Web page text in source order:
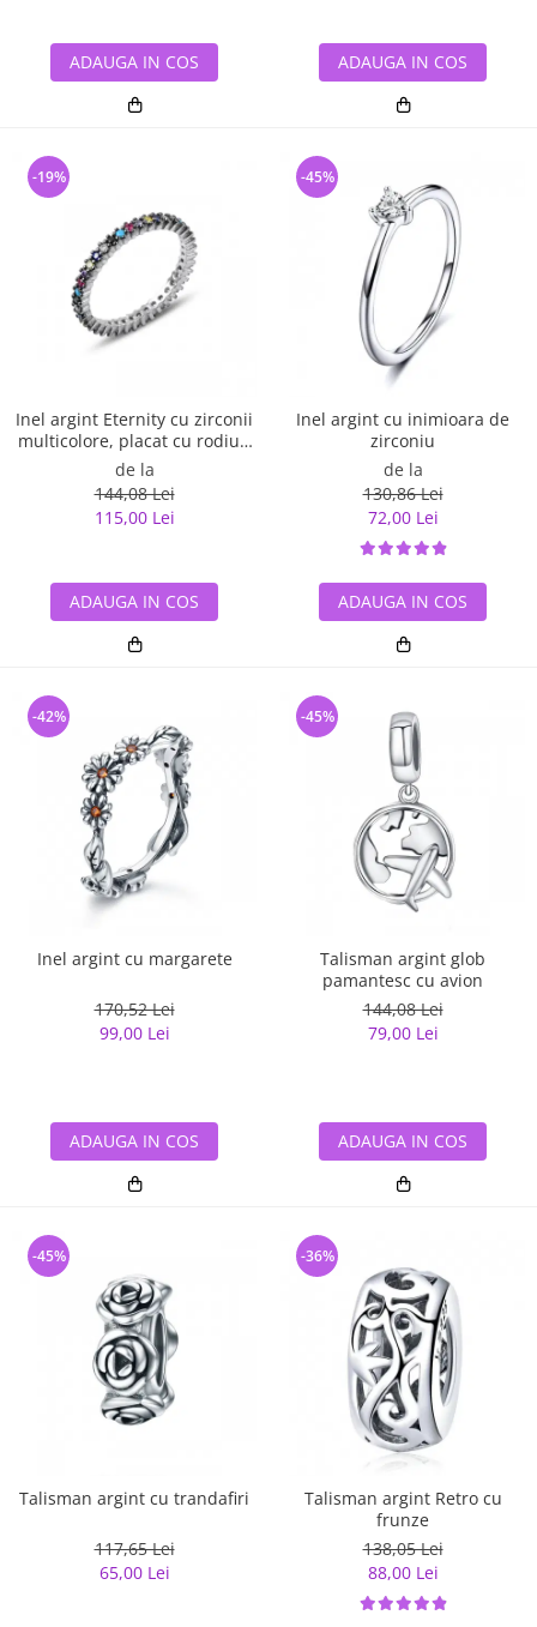
ADAUGA IN COS ADAUGA IN COS
Inel argint Eternity cu zirconii
multicolore, placat cu rodiu -
ITU0229
de la
144,08 Lei
115,00 Lei
-19%
ADAUGA IN COS
Inel argint cu inimioara de
zirconiu
de la
130,86 Lei
72,00 Lei
-45%
ADAUGA IN COS
Inel argint cu margarete
170,52 Lei
99,00 Lei
-42%
ADAUGA IN COS
Talisman argint glob
pamantesc cu avion
144,08 Lei
79,00 Lei
-45%
ADAUGA IN COS
Talisman argint cu trandafiri
117,65 Lei
65,00 Lei
-45%
Talisman argint Retro cu
frunze
138,05 Lei
88,00 Lei
-36%